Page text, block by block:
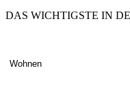
DAS WICHTIGSTE IN
Wohnen